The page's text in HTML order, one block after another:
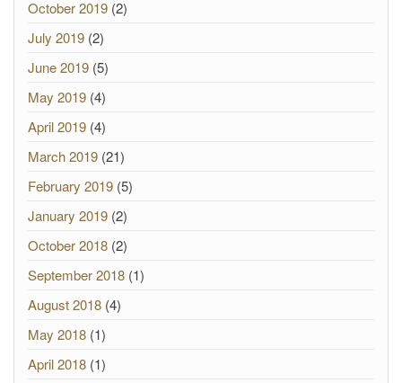
October 2019 (2)
July 2019 (2)
June 2019 (5)
May 2019 (4)
April 2019 (4)
March 2019 (21)
February 2019 (5)
January 2019 (2)
October 2018 (2)
September 2018 (1)
August 2018 (4)
May 2018 (1)
April 2018 (1)